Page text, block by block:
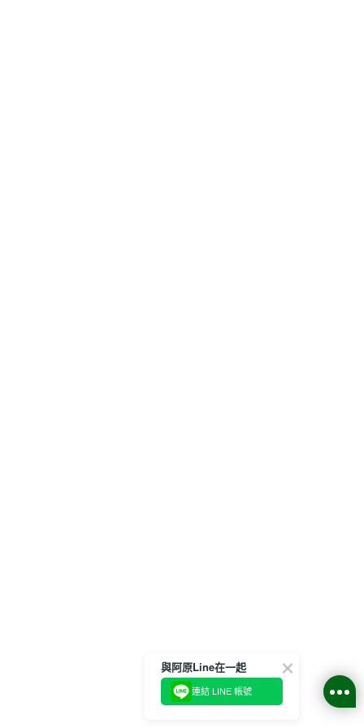
與阿原Line在一起
連結 LINE 帳號